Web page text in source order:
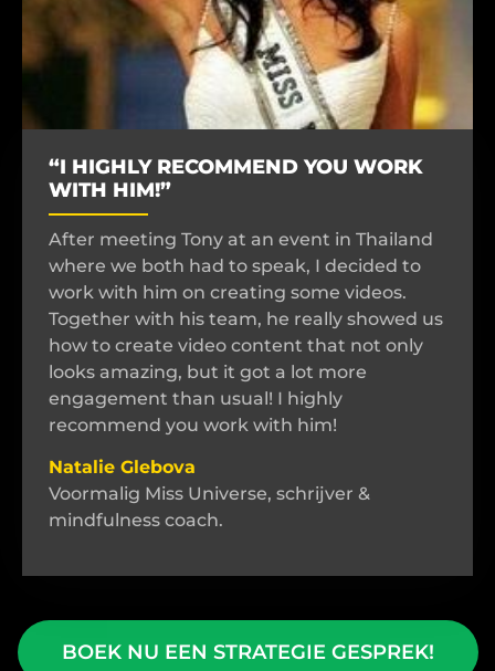
“I HIGHLY RECOMMEND YOU WORK
WITH HIM!”
After meeting Tony at an event in Thailand
where we both had to speak, I decided to
work with him on creating some videos.
Together with his team, he really showed us
how to create video content that not only
looks amazing, but it got a lot more
engagement than usual! I highly
recommend you work with him!
Natalie Glebova
Voormalig Miss Universe, schrijver &
mindfulness coach.
BOEK NU EEN STRATEGIE GESPREK!